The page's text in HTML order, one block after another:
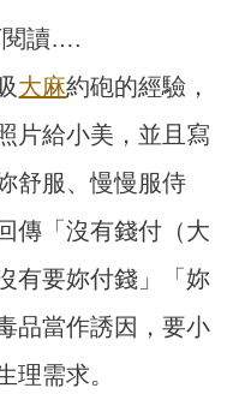
閱讀….
大麻約砲的經驗，
片給小美，並且寫
舒服、慢慢服侍
傳「沒有錢付（大
有要妳付錢」「妳
品當作誘因，要小
理需求。